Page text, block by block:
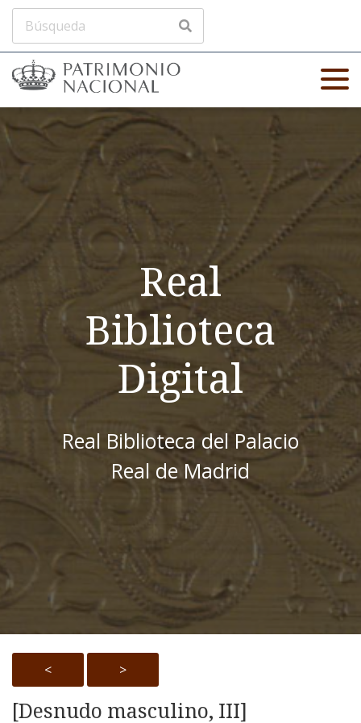
Real
Biblioteca
Digital
Real Biblioteca del Palacio
Real de Madrid
< >
[Desnudo masculino, III]